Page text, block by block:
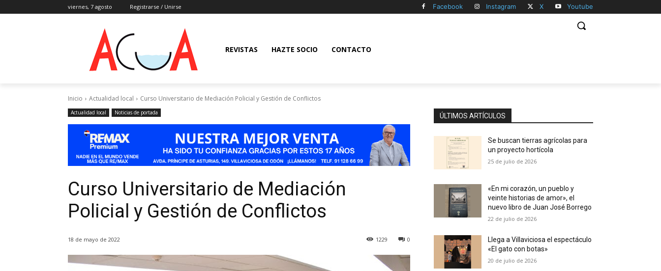
viernes, 7 agosto Registrarse / Unirse Facebook Instagram X Youtube
REVISTAS HAZTE SOCIO CONTACTO
Inicio Actualidad local Curso Universitario de Mediación Policial y Gestión de Conflictos
Actualidad local Noticias de portada
Curso Universitario de Mediación
Policial y Gestión de Conflictos
18 de mayo de 2022 0
1229
ÚLTIMOS ARTÍCULOS
Se buscan tierras agrícolas para
un proyecto hortícola
25 de julio de 2026
«En mi corazón, un pueblo y
veinte historias de amor», el
nuevo libro de Juan José Borrego
22 de julio de 2026
Llega a Villaviciosa el espectáculo
«El gato con botas»
20 de julio de 2026